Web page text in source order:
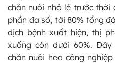
chăn nuôi nhỏ lẻ trước thời
phần đa số, tới 80% tổng
dịch bệnh xuất hiện, thị
xuống còn dưới 60%.
chăn nuôi heo công